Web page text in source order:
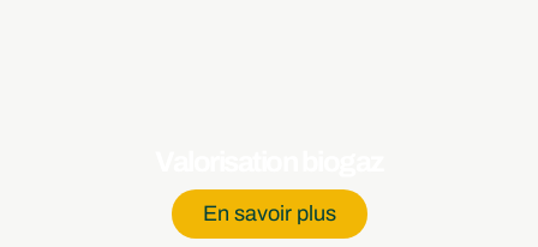
En savoir plus